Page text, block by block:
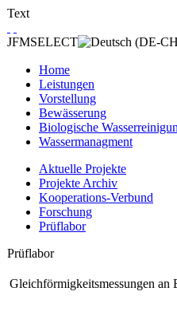
Text
JFMSELECT
Home
Leistungen
Vorstellung
Bewässerung
Biologische
Wassermanagment
Aktuelle Projekte
Projekte Archiv
Kooperations-Verbund
Forschung
Prüflabor
Prüflabor
Gleichförmigkeitsmessungen an